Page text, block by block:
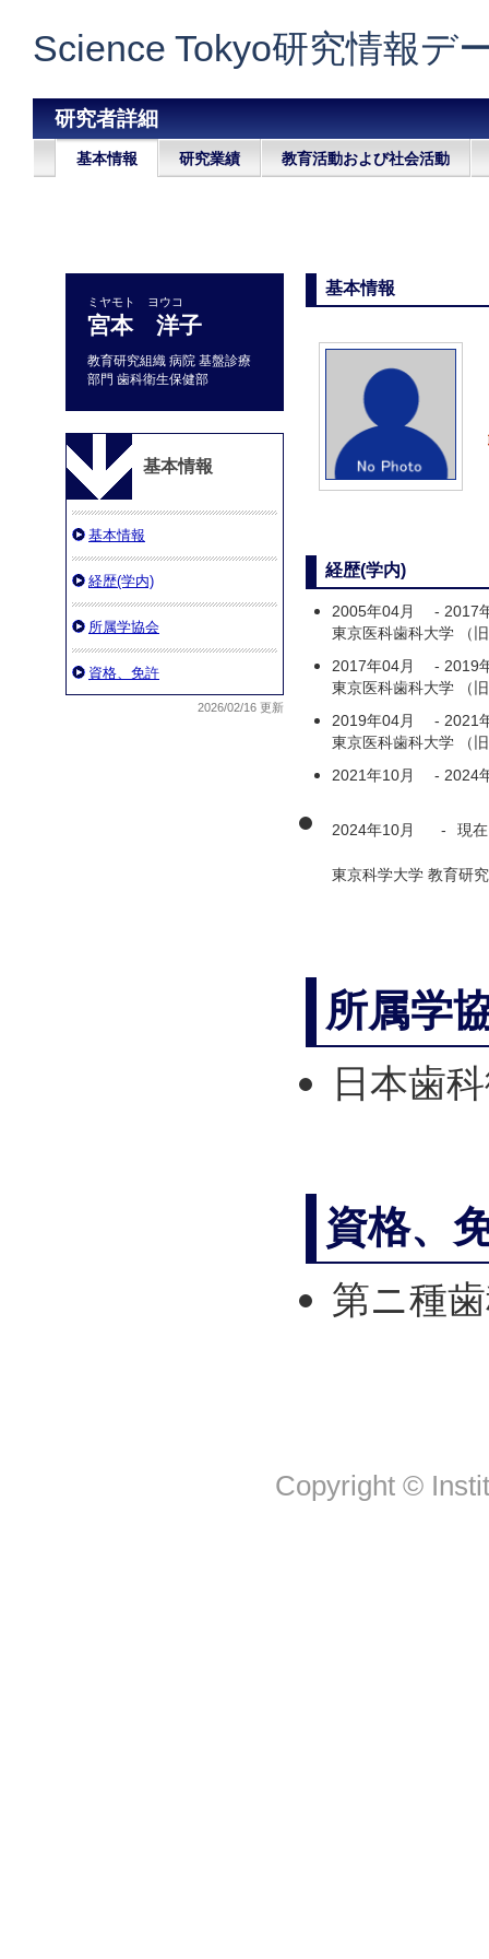
Science Tokyo研究情報デ
研究者詳細
基本情報 研究業績 教育活動および社会活動
ミヤモト ヨウコ
宮本 洋子
教育研究組織 病院 基盤診療
部門 歯科衛生保健部
基本情報
基本情報
経歴(学内)
所属学協会
資格、免許
2026/02/16 更新
基本情報
経歴(学内)
2005年04月 - 2017
東京医科歯科大学 （
2017年04月
- 2019
東京医科歯科大学 （
2019年04月
- 2021
東京医科歯科大学 （
2021年10月
- 2024
2024年10月 - 現在
東京科学大学 教育研
所属学
日本歯
資格、
第ニ種
Copyright ©